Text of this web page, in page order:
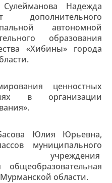
Надежда
дополнительного
автономной
образования
«Хибины» города
ценностных
в организации
Юлия Юрьевна,
муниципального
учреждения
области.